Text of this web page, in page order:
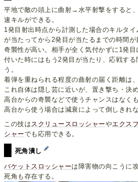
平地で敵の頭上に曲射→水平射撃をすると
速キルができる。
1発目射出時点から計測した場合のキルタ
が当たってから2発目が当たるまでの時間が
奇襲性が高い。相手が全く気付かずに1発
付いた時にはもう2発目が当たり、応戦す
う。
着弾を重ねられる程度の曲射の届く距離は
これ自体は隠し芸に近いが、置き撃ち・決
高台からの奇襲などで使うチャンスはなくも
高台から使う場合は減衰によって倒しきれ
この技は スクリュースロッシャーやエクス
シャーでも応用できる。
死角潰し
バケットスロッシャーは障害物の向こうに
死角も存在する。